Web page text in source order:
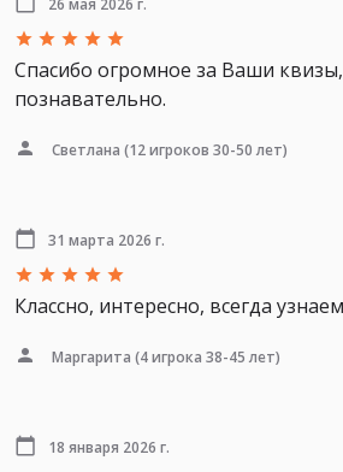
Спасибо огромное за Ваши квизы,
познавательно.
Светлана (12 игроков 30-50 лет)
31 марта 2026 г.
Классно, интересно, всегда
Маргарита (4 игрока 38-45 лет)
18 января 2026 г.